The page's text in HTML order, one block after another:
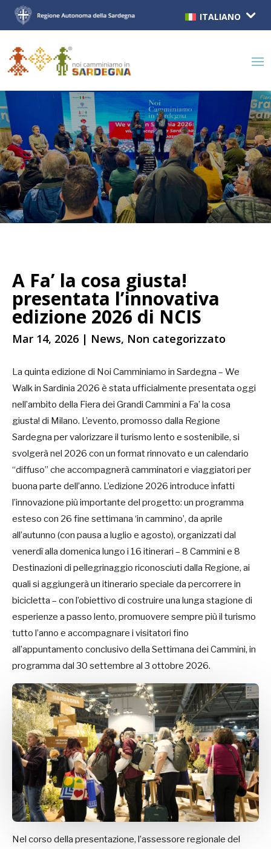
ITALIANO
A Fa’ la cosa giusta!
presentata l’innovativa
edizione 2026 di NCIS
Mar 14, 2026 | News, Non categorizzato
La quinta edizione di Noi Camminiamo in Sardegna – We
Walk in Sardinia 2026 è stata ufficialmente presentata oggi
nell’ambito della Fiera dei Grandi Cammini a Fa’ la cosa
giusta! di Milano. L’evento, promosso dalla Regione
Sardegna per valorizzare il turismo lento e sostenibile, si
svolgerà nel 2026 con un format rinnovato e un calendario
“diffuso” che accompagnerà camminatori e viaggiatori per
buona parte dell’anno. L’edizione 2026 introduce infatti
l’innovazione più importante del progetto: un programma
esteso con 26 fine settimana ‘in cammino’, da aprile
all’autunno (con pausa a luglio e agosto), organizzati dal
venerdì alla domenica lungo i 16 itinerari – 8 Cammini e 8
Destinazioni di pellegrinaggio riconosciuti dalla Regione, ai
quali si aggiungerà un itinerario speciale da percorrere in
bicicletta – con l’obiettivo di costruire una lunga stagione di
esperienze a passo lento, promuovere sempre più il turismo
tutto l’anno e accompagnare i visitatori fino
all’appuntamento conclusivo della Settimana dei Cammini, in
programma dal 30 settembre al 3 ottobre 2026.
Nel corso della presentazione, l’assessore regionale del